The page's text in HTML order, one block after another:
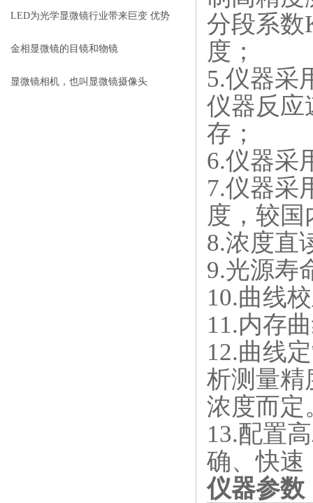
控制中的作用
LED为光学显微镜行业带来巨变 优势
比传统卤素更明显
金相显微镜的目镜和物镜
显微镜相机，也叫显微镜摄像头
分段系数
度；
5.仪器采
仪器反应
存；
6.仪器采
7.仪器采
度，较
8.浓度直
9.光源寿
10.曲线
11.内存
12.曲线
析测量精
浓度而定
13.配置
确、快速
仪器参数